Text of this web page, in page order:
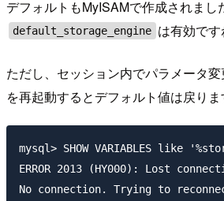
デフォルトもMyISAMで作成されまし
default_storage_engine は有効です
ただし、セッション内でパラメータ
を再起動するとデフォルト値は戻りま
mysql> SHOW VARIABLES like
ERROR 2013 (HY000): Lost
No connection. Trying to